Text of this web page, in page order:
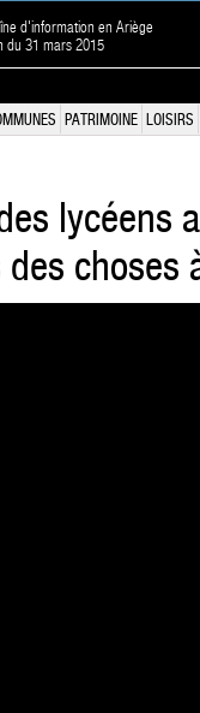
d'information en Ariège
du 31 mars 2015
PATRIMOINE LOISIRS
lycéens
choses